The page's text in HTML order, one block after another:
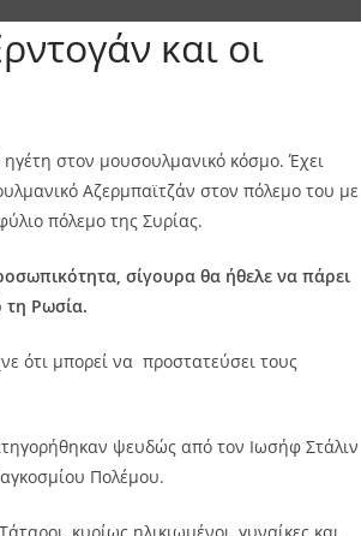
και οι
στον μουσουλμανικό κόσμο. Έχει
Αζερμπαϊτζάν στον πόλεμο του με
πόλεμο της Συρίας.
σίγουρα θα ήθελε να πάρει
τη Ρωσία.
ότι μπορεί να προστατεύσει τους
ψευδώς από τον Ιωσήφ Στάλιν
Πολέμου.
κυρίως ηλικιωμένοι, γυναίκες και